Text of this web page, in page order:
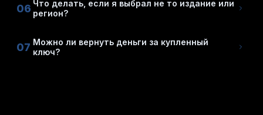
06 Что делать, если я выбрал не то издание или
регион?
07 Можно ли вернуть деньги за купленный
ключ?